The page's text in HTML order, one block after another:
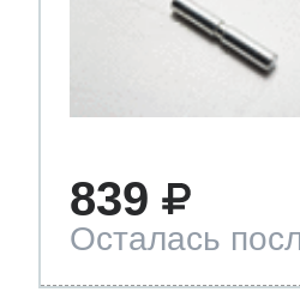
839
Осталась